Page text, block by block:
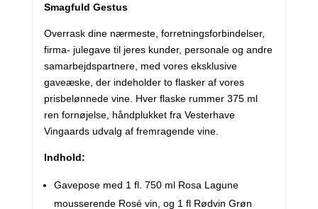
Smagfuld Gestus
Overrask dine nærmeste, forretningsforbindelser,
firma- julegave til jeres kunder, personale og andre
samarbejdspartnere, med vores eksklusive
gaveæske, der indeholder to flasker af vores
prisbelønnede vine. Hver flaske rummer 375 ml
ren fornøjelse, håndplukket fra Vesterhave
Vingaards udvalg af fremragende vine.
Indhold:
Gavepose med 1 fl. 750 ml Rosa Lagune
mousserende Rosé vin, og 1 fl Rødvin Grøn